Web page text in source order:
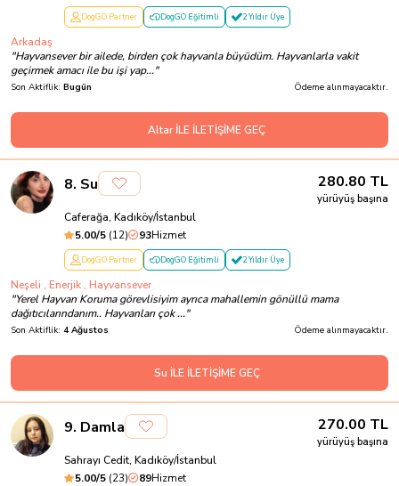
DogGO Partner DogGO Eğitimli 2 Yıldır Üye
Arkadaş
"Hayvansever bir ailede, birden çok hayvanla büyüdüm. Hayvanlarla vakit
geçirmek amacı ile bu işi yap..."
Son Aktiflik: Bugün Ödeme alınmayacaktır.
Altar İLE İLETİŞİME GEÇ
8. Su 280.80 TL
yürüyüş başına
Caferağa, Kadıköy/İstanbul
5.00/5 (12) 93Hizmet
DogGO Partner DogGO Eğitimli 2 Yıldır Üye
Neşeli , Enerjik , Hayvansever
"Yerel Hayvan Koruma görevlisiyim ayrıca mahallemin gönüllü mama
dağıtıcılarındanım.. Hayvanları çok ..."
Son Aktiflik: 4 Ağustos Ödeme alınmayacaktır.
Su İLE İLETİŞİME GEÇ
9. Damla 270.00 TL
yürüyüş başına
Sahrayı Cedit, Kadıköy/İstanbul
5.00/5 (23) 89Hizmet